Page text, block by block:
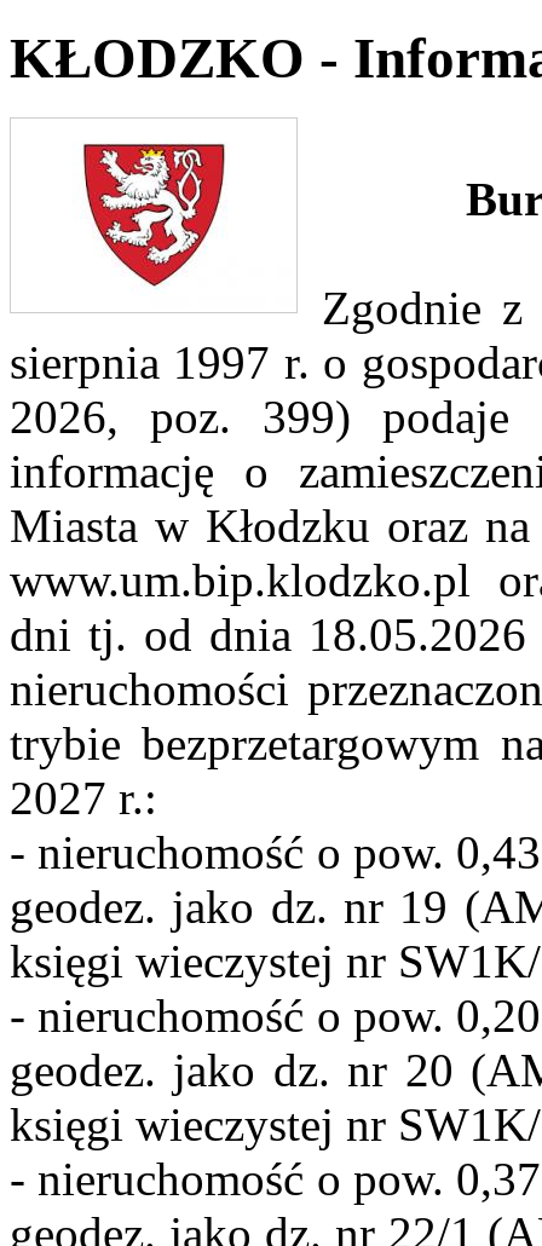
KŁODZKO -
Zgodnie
sierpnia 1997 r. o
2026, poz. 399) podaje
informację o
Miasta w Kłodzku oraz
www.um.bip.klodzko.pl
dni tj. od dnia
nieruchomości
trybie bezprzetargowym
2027 r.:
- nieruchomość o pow.
geodez. jako dz. nr 19
księgi wieczystej nr
- nieruchomość o pow.
geodez. jako dz. nr 20
księgi wieczystej nr
- nieruchomość o pow.
geodez. jako dz. nr 22/1